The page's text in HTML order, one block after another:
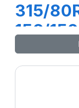
315/
156/